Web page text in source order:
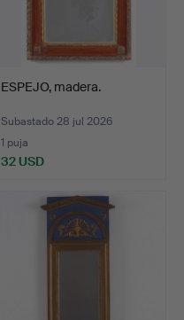
ESPEJO, madera.
Subastado 28 jul 2026
1 puja
32 USD